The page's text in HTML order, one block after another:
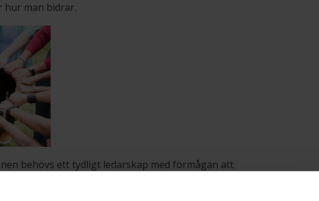
hur man bidrar.
behövs ett tydligt ledarskap med förmågan att